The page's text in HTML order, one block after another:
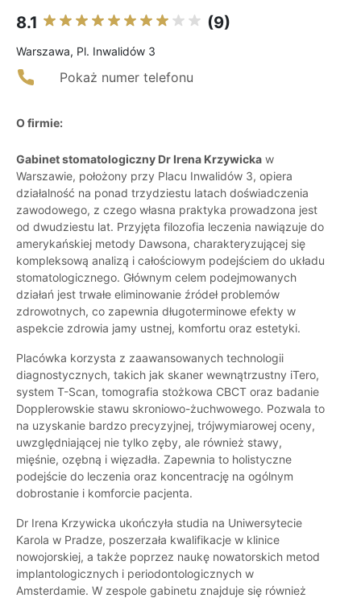
8.1 (9)
Warszawa, Pl. Inwalidów 3
Pokaż numer telefonu
O firmie:
Gabinet stomatologiczny Dr Irena Krzywicka w
Warszawie, położony przy Placu Inwalidów 3, opiera
działalność na ponad trzydziestu latach doświadczenia
zawodowego, z czego własna praktyka prowadzona jest
od dwudziestu lat. Przyjęta filozofia leczenia nawiązuje do
amerykańskiej metody Dawsona, charakteryzującej się
kompleksową analizą i całościowym podejściem do układu
stomatologicznego. Głównym celem podejmowanych
działań jest trwałe eliminowanie źródeł problemów
zdrowotnych, co zapewnia długoterminowe efekty w
aspekcie zdrowia jamy ustnej, komfortu oraz estetyki.
Placówka korzysta z zaawansowanych technologii
diagnostycznych, takich jak skaner wewnątrzustny iTero,
system T-Scan, tomografia stożkowa CBCT oraz badanie
Dopplerowskie stawu skroniowo-żuchwowego. Pozwala to
na uzyskanie bardzo precyzyjnej, trójwymiarowej oceny,
uwzględniającej nie tylko zęby, ale również stawy,
mięśnie, ozębną i więzadła. Zapewnia to holistyczne
podejście do leczenia oraz koncentrację na ogólnym
dobrostanie i komforcie pacjenta.
Dr Irena Krzywicka ukończyła studia na Uniwersytecie
Karola w Pradze, poszerzała kwalifikacje w klinice
nowojorskiej, a także poprzez naukę nowatorskich metod
implantologicznych i periodontologicznych w
Amsterdamie. W zespole gabinetu znajduje się również